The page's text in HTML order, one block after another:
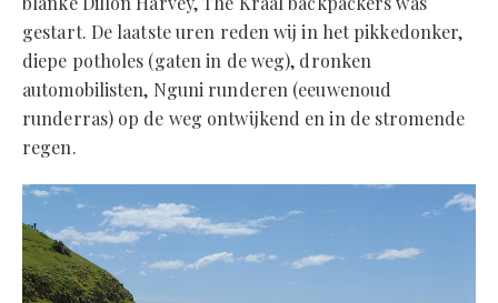
gestart. De laatste uren reden wij in het pikkedonker,
diepe potholes (gaten in de weg), dronken
automobilisten, Nguni runderen (eeuwenoud
runderras) op de weg ontwijkend en in de stromende
regen.